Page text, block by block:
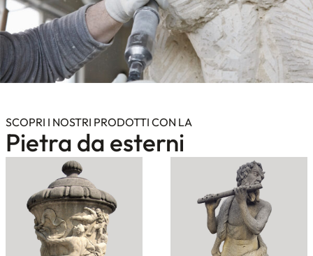
SCOPRI I NOSTRI PRODOTTI CON LA
Pietra da esterni